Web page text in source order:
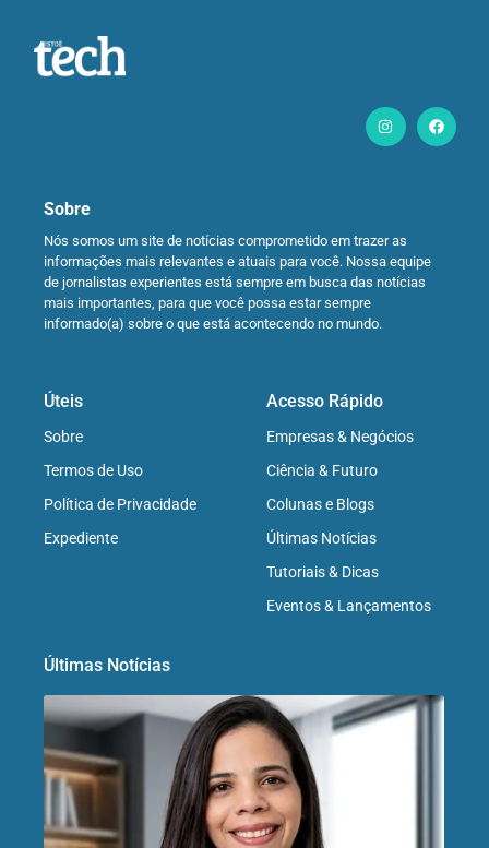
Sobre
Nós somos um site de notícias comprometido em trazer as
informações mais relevantes e atuais para você. Nossa equipe
de jornalistas experientes está sempre em busca das notícias
mais importantes, para que você possa estar sempre
informado(a) sobre o que está acontecendo no mundo.
Úteis
Sobre
Termos de Uso
Política de Privacidade
Expediente
Acesso Rápido
Empresas & Negócios
Ciência & Futuro
Colunas e Blogs
Últimas Notícias
Tutoriais & Dicas
Eventos & Lançamentos
Últimas Notícias